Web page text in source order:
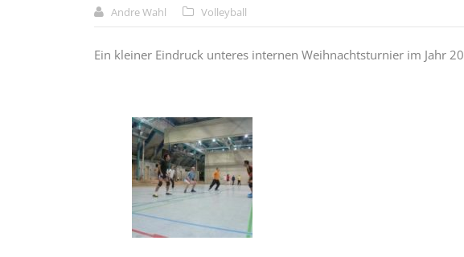
Andre Wahl Volleyball
Ein kleiner Eindruck unteres internen Weihnachtsturnier im Jahr